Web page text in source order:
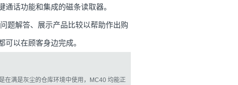
话功能和集成的磁条读取器。
题解答、展示产品比较以帮助作出购
以在顾客身边完成。
在满是灰尘的仓库环境中使用，MC40 均能正